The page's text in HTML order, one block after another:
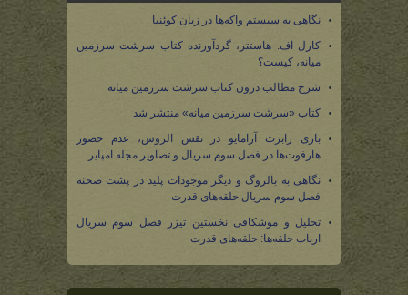
نگاهی به سیستم واکه‌ها در زبان کوئنیا
کارل اف. هاستتر، گردآورنده کتاب سرشت سرزمین
میانه، کیست؟
شرح مطالب درون کتاب سرشت سرزمین میانه
کتاب «سرشت سرزمین میانه» منتشر شد
بازی رابرت آرامایو در نقش الروس، عدم حضور
هارفوت‌ها در فصل سوم سریال و تصاویر مجله امپایر
نگاهی به بالروگ و دیگر موجودات پلید در پشت صحنه
فصل سوم سریال حلقه‌های قدرت
تحلیل و موشکافی نخستین تیزر فصل سوم سریال
ارباب حلقه‌ها: حلقه‌های قدرت